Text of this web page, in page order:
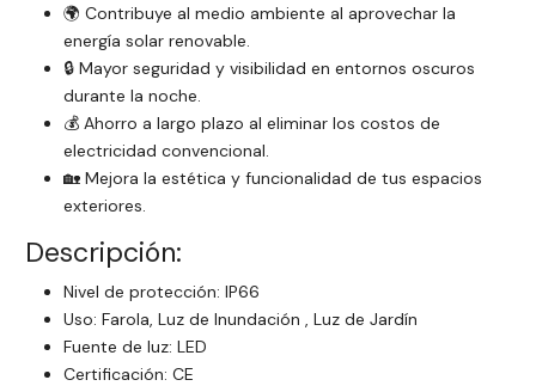
🌍 Contribuye al medio ambiente al aprovechar la
energía solar renovable.
🔒 Mayor seguridad y visibilidad en entornos oscuros
durante la noche.
💰 Ahorro a largo plazo al eliminar los costos de
electricidad convencional.
🏡 Mejora la estética y funcionalidad de tus espacios
exteriores.
Descripción:
Nivel de protección: IP66
Uso: Farola, Luz de Inundación , Luz de Jardín
Fuente de luz: LED
Certificación: CE